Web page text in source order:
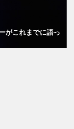
がこれまでに語っ